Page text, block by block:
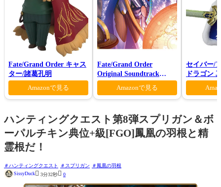
Fate/Grand Order キャス
ター/諸葛孔明
Amazonで見る
Fate/Grand Order
Original Soundtrack
VI(初回仕様限定盤)
Amazonで見る
セイバー/
ドラゴン
ハンティングクエスト第8弾スプリガン＆ボ
ーパルチキン典位+級[FGO]鳳凰の羽根と精
霊根だ！
ハンティングクエスト スプリガン
鳳凰の羽根
SissyDuck 3分32秒 0